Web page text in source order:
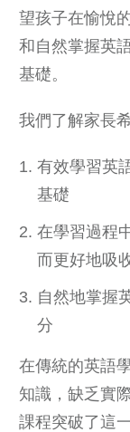
望孩子在愉悅
和自然掌握英
基礎。
我們了解家長
有效學習英
基礎
在學習過程
而更好地吸
自然地掌握
分
在傳統的英語
知識，缺乏實
課程突破了這